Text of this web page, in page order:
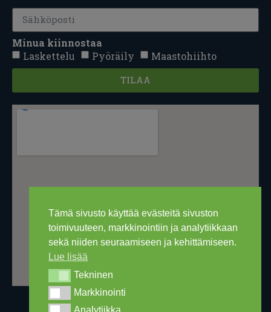
Tämä sivusto käyttää evästeitä sivuston
toimivuuteen, markkinointiin ja analytiikkaan
sekä niiden seuraamiseen ja kehittämiseen.
Lue lisää
TekninenTekninen
MarkkinointiMarkkinointi
AnalytiikkaAnalytiikka
Minua kiinnostaa
Laskettelu
Pyöräily Maastohiihto
TILAA